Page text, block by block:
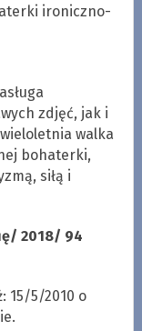
ironiczno-
zdjęć, jak i
walka
bohaterki,
siłą i
2018/ 94
15/5/2010 o